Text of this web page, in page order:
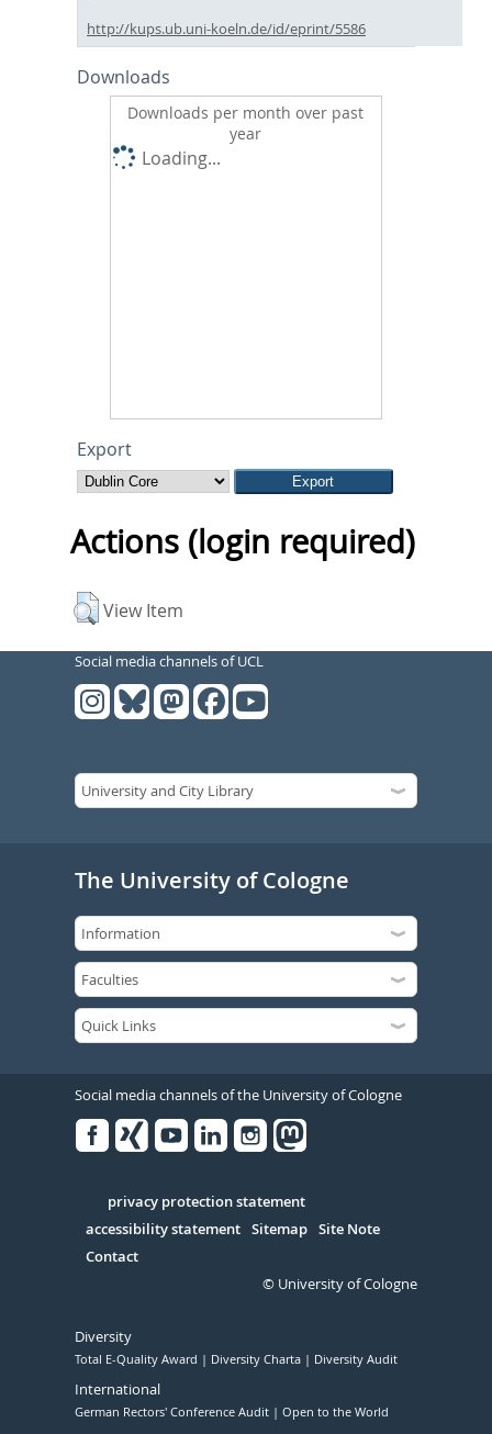
http://kups.ub.uni-koeln.de/id/eprint/5586
Downloads
Downloads per month over past
year
Loading...
Export
Actions (login required)
View Item
Social media channels of UCL
The University of Cologne
Social media channels of the University of Cologne
Serivce
privacy protection statement
accessibility statement Sitemap Site Note
Contact
© University of Cologne
Diversity
Total E-Quality Award Diversity Charta Diversity Audit
International
German Rectors' Conference Audit Open to the World